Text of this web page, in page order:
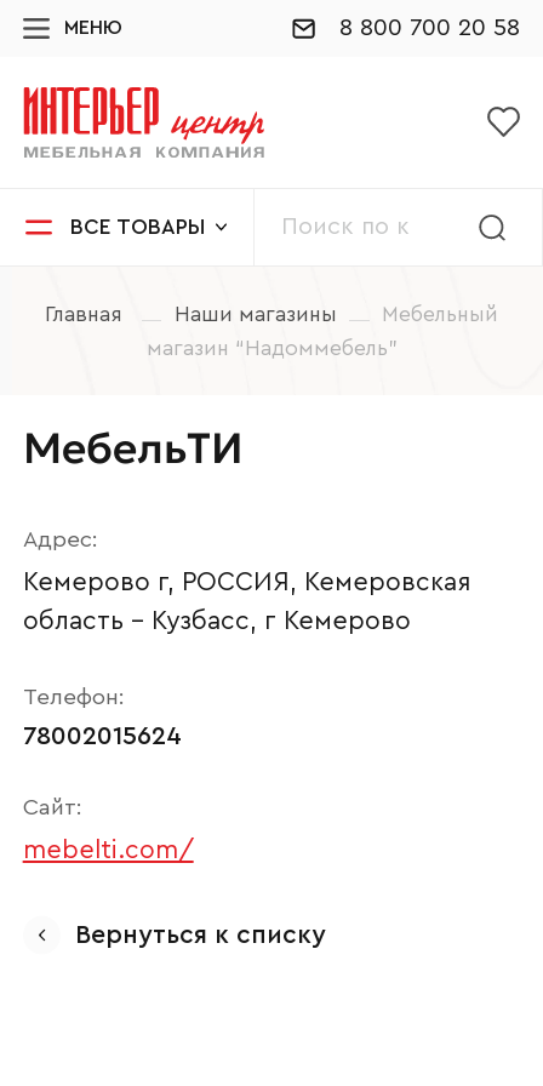
МЕНЮ 8 800 700 20 58
ВСЕ ТОВАРЫ
Главная Наши магазины
Мебельный
магазин “Надоммебель”
МебельТИ
Адрес:
Кемерово г, РОССИЯ, Кемеровская
область - Кузбасс, г Кемерово
Телефон:
78002015624
Сайт:
mebelti.com/
Вернуться к списку
Ваше имя